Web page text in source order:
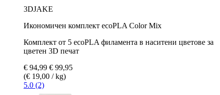
3DJAKE
Икономичен комплект ecoPLA Color Mix
Комплект от 5 ecoPLA филамента в наситени цветове за
цветен 3D печат
€ 94,99 € 99,95
(€ 19,00 / kg)
5.0 (2)